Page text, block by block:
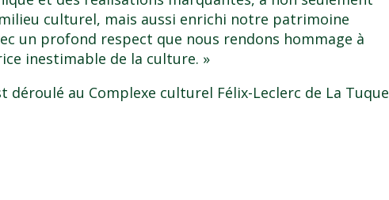
culturel, mais aussi enrichi notre patrimoine
un profond respect que nous rendons hommage à
inestimable de la culture. »
déroulé au Complexe culturel Félix-Leclerc de La Tuque